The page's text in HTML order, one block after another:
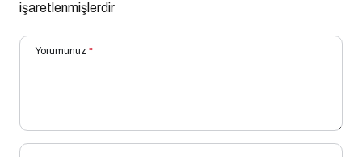
işaretlenmişlerdir
Yorumunuz *